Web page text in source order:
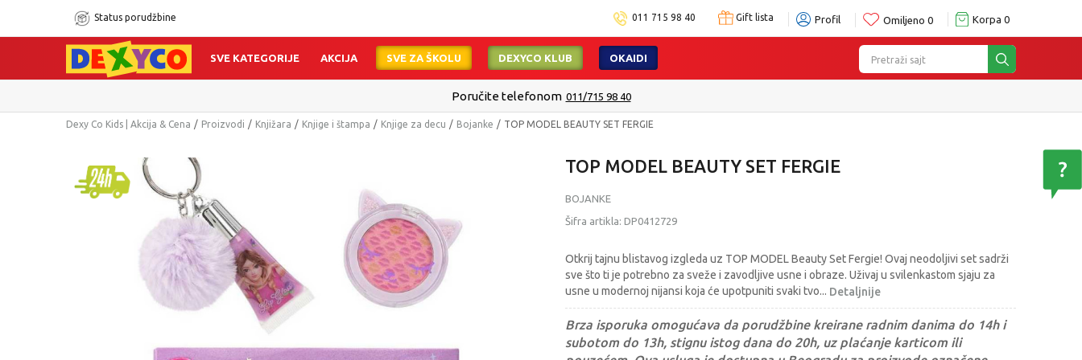
Status porudžbine 011 715 98 40 Gift lista Profil Omiljeno 0 Korpa 0
Pretraži sajt
SVE KATEGORIJE AKCIJA SVE ZA ŠKOLU DEXYCO KLUB OKAIDI
Poručite telefonom 011/715 98 40
Dexy Co Kids | Akcija & Cena Proizvodi Knjižara Knjige i štampa Knjige za decu Bojanke TOP MODEL BEAUTY SET FERGIE
TOP MODEL BEAUTY SET FERGIE
BOJANKE
Šifra artikla: DP0412729
Otkrij tajnu blistavog izgleda uz TOP MODEL Beauty Set Fergie! Ovaj neodoljivi set sadrži
sve što ti je potrebno za sveže i zavodljive usne i obraze. Uživaj u svilenkastom sjaju za
usne u modernoj nijansi koja će upotpuniti svaki tvo... Detaljnije
Brza isporuka omogućava da porudžbine kreirane radnim danima do 14h i
subotom do 13h, stignu istog dana do 20h, uz plaćanje karticom ili